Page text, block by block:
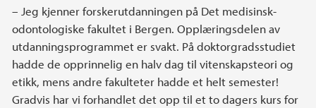
– Jeg kjenner forskerutdanningen på Det medisinsk-
odontologiske fakultet i Bergen. Opplæringsdelen av
utdanningsprogrammet er svakt. På doktorgradsstudiet
hadde de opprinnelig en halv dag til vitenskapsteori og
etikk, mens andre fakulteter hadde et helt semester!
Gradvis har vi forhandlet det opp til et to dagers kurs for